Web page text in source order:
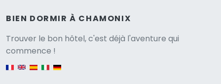
BIEN DORMIR À CHAMONIX
Trouver le bon hôtel, c'est déjà l'aventure qui
commence !
English version